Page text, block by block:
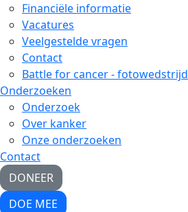
Financiële informatie
Vacatures
Veelgestelde vragen
Contact
Battle for cancer - fotowedstrijd
Onderzoeken
Onderzoek
Over kanker
Onze onderzoeken
Contact
DONEER
DOE MEE